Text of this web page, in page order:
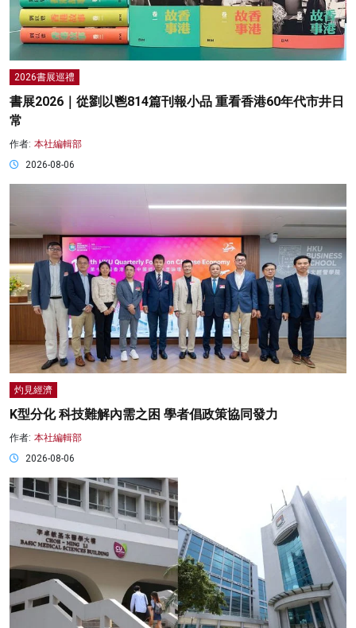
2026書展巡禮
書展2026｜從劉以鬯814篇刊報小品 重看香港60年代市井日
常
作者: 本社編輯部
2026-08-06
灼見經濟
K型分化 科技難解內需之困 學者倡政策協同發力
作者: 本社編輯部
2026-08-06